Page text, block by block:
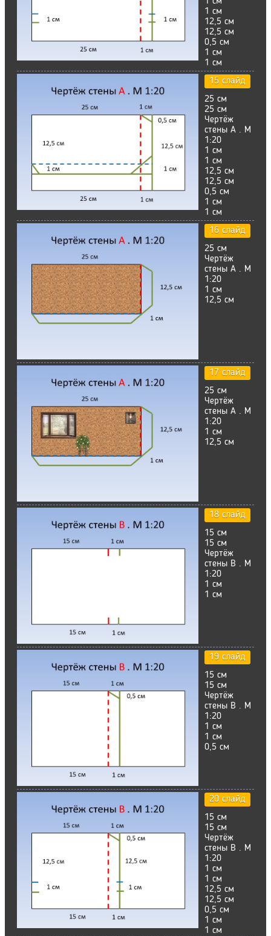
1 см
12,5 см
12,5 см
0,5 см
1 см
1 см
15 слайд
25 см
25 см
Чертёж
стены А . М
1:20
1 см
1 см
12,5 см
12,5 см
0,5 см
1 см
1 см
16 слайд
25 см
Чертёж
стены А . М
1:20
1 см
12,5 см
17 слайд
25 см
Чертёж
стены А . М
1:20
1 см
12,5 см
18 слайд
15 см
15 см
Чертёж
стены В . М
1:20
1 см
1 см
19 слайд
15 см
15 см
Чертёж
стены В . М
1:20
1 см
1 см
0,5 см
20 слайд
15 см
15 см
Чертёж
стены В . М
1:20
1 см
1 см
12,5 см
12,5 см
0,5 см
1 см
1 см